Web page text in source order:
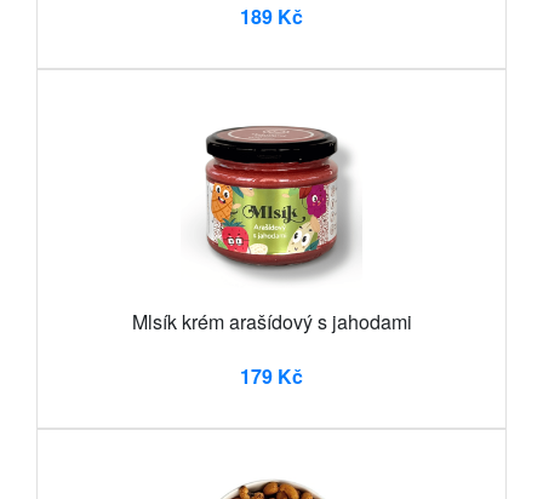
189 Kč
Mlsík krém arašídový s jahodami
179 Kč